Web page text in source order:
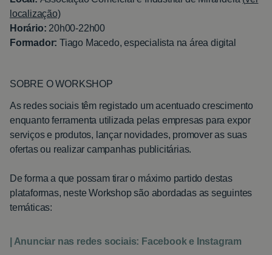
localização)
Horário: 20h00-22h00
Formador: Tiago Macedo, especialista na área digital
SOBRE O WORKSHOP
As redes sociais têm registado um acentuado crescimento
enquanto ferramenta utilizada pelas empresas para expor
serviços e produtos, lançar novidades, promover as suas
ofertas ou realizar campanhas publicitárias.
De forma a que possam tirar o máximo partido destas
plataformas, neste Workshop são abordadas as seguintes
temáticas:
| Anunciar nas redes sociais: Facebook e Instagram